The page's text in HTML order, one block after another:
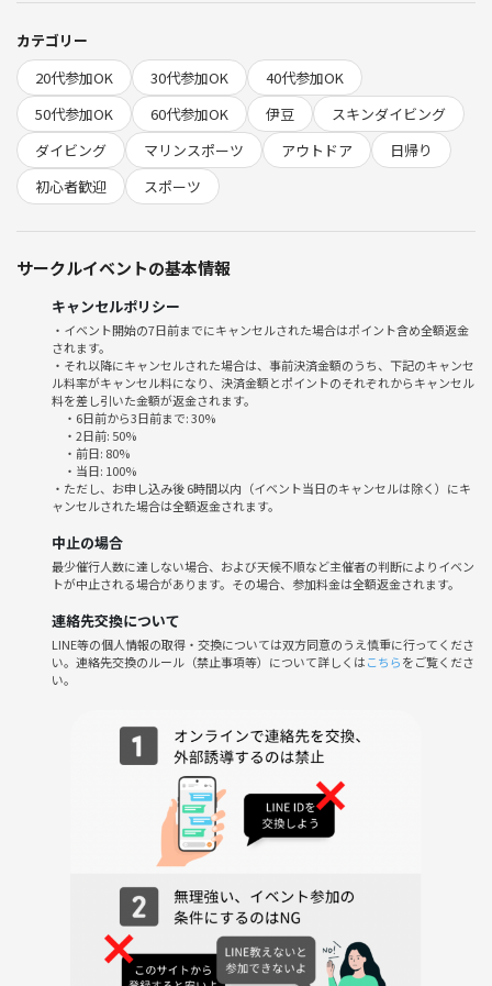
い🙇‍♀️
現地で直接集合でも可能です。
エントリー11時
exit15時
予定
・解散時間
現地を16時00分頃に出発予定
新都心駅着21時頃予定
・交通費・参加費
1人→6000円
食費や雑費等は各自でお願い致します。
途中SAトイレ休憩随時挟みます🚻
ご不明点、ご質問ある場合はコメント欄からお願い致します。
カテゴリー
20代参加OK
30代参加OK
40代参加OK
50代参加OK
60代参加OK 伊豆
スキンダイビング
ダイビング
マリンスポーツ アウトドア
日帰り
初心者歓迎
スポーツ
サークルイベントの基本情報
キャンセルポリシー
・イベント開始の7日前までにキャンセルされた場合はポイント含め全額返金
されます。
・それ以降にキャンセルされた場合は、事前決済金額のうち、下記のキャンセ
ル料率がキャンセル料になり、決済金額とポイントのそれぞれからキャンセル
料を差し引いた金額が返金されます。
・6日前から3日前まで: 30%
・2日前: 50%
・前日: 80%
・当日: 100%
・ただし、お申し込み後 6時間以内（イベント当日のキャンセルは除く）にキ
ャンセルされた場合は全額返金されます。
中止の場合
最少催行人数に達しない場合、および天候不順など主催者の判断によりイベン
トが中止される場合があります。その場合、参加料金は全額返金されます。
連絡先交換について
LINE等の個人情報の取得・交換については双方同意のうえ慎重に行ってくださ
い。連絡先交換のルール（禁止事項等）について詳しくはこちらをご覧くださ
い。